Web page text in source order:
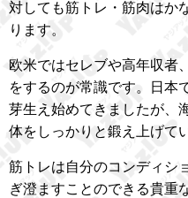
対しても筋トレ・筋肉はか
ります。
欧米ではセレブや高年収者
をするのが常識です。日本
芽生え始めてきましたが、
体をしっかりと鍛え上げて
筋トレは自分のコンディシ
ぎ澄ますことのできる貴重